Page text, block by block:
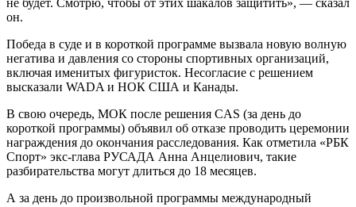
не будет. Смотрю, чтобы от этих шакалов защитить», — сказал
он.
Победа в суде и в короткой программе вызвала новую волную
негатива и давления со стороны спортивных организаций,
включая именитых фигуристок. Несогласие с решением
высказали WADA и НОК США и Канады.
В свою очередь, МОК после решения CAS (за день до
короткой программы) объявил об отказе проводить церемонии
награждения до окончания расследования. Как отметила «РБК
Спорт» экс-глава РУСАДА Анна Анцелиович, такие
разбирательства могут длиться до 18 месяцев.
А за день до произвольной программы международный